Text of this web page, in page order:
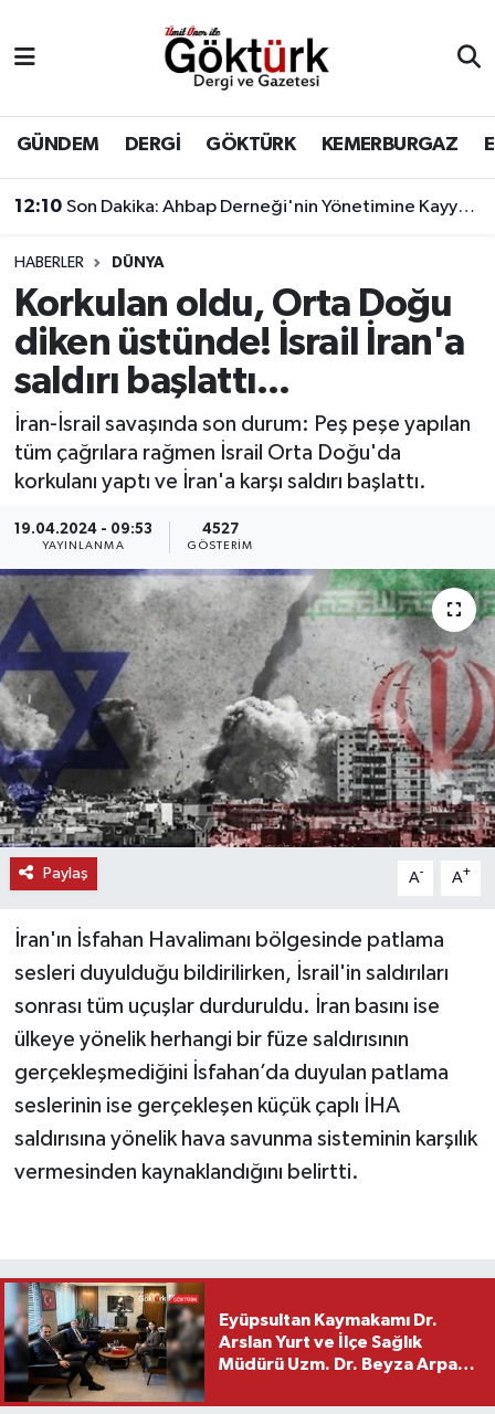
GÜNDEM DERGİ GÖKTÜRK KEMERBURGAZ
12:10 Son Dakika: Ahbap Derneği'nin Yönetimine Kayyum Atandı
HABERLER DÜNYA
Korkulan oldu, Orta Doğu
diken üstünde! İsrail İran'a
saldırı başlattı...
İran-İsrail savaşında son durum: Peş peşe yapılan
tüm çağrılara rağmen İsrail Orta Doğu'da
korkulanı yaptı ve İran'a karşı saldırı başlattı.
19.04.2024 - 09:53
YAYINLANMA
4527
GÖSTERIM
Paylaş A- A+
İran'ın İsfahan Havalimanı bölgesinde patlama
sesleri duyulduğu bildirilirken, İsrail'in saldırıları
sonrası tüm uçuşlar durduruldu. İran basını ise
ülkeye yönelik herhangi bir füze saldırısının
gerçekleşmediğini İsfahan’da duyulan patlama
seslerinin ise gerçekleşen küçük çaplı İHA
saldırısına yönelik hava savunma sisteminin karşılık
vermesinden kaynaklandığını belirtti.
Eyüpsultan Kaymakamı Dr.
Arslan Yurt ve İlçe Sağlık
Müdürü Uzm. Dr. Beyza Arpacı
Ziyareti
BİLİM
DERGİ
DÜNYA
EĞİTİM
EKONOMİ
GÖKTÜRK
GÜNDEM
KEMERBURGAZ
KÜLTÜR - SANAT
MAGAZİN
ÖZEL HABER
SAĞLIK
SPOR
TEKNOLOJİ
TİCARET
YAŞAM
Eyüpsultan Hava Durumu
Eyüpsultan Trafik Yoğunluk Haritası
Süper Lig Puan Durumu ve Fikstür
Tüm Manşetler
Son Dakika Haberleri
Haber Arşivi